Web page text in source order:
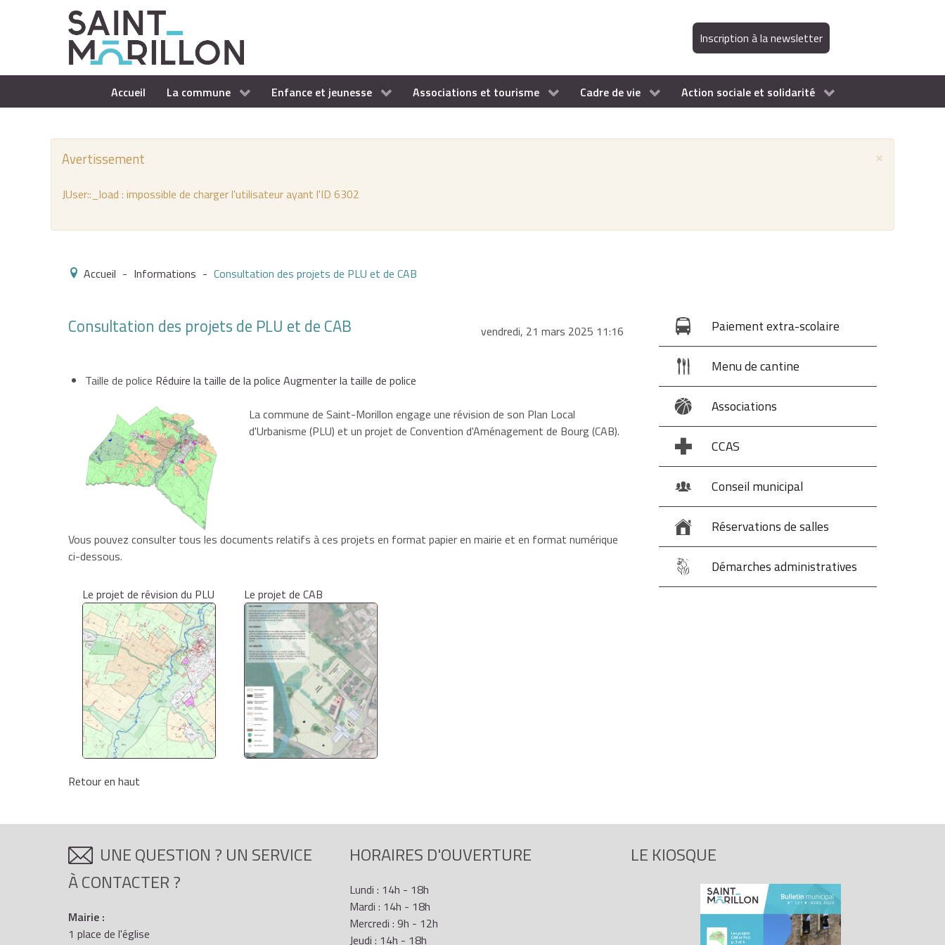
Inscription à la newsletter
Accueil La commune Enfance et jeunesse Associations et tourisme Cadre de vie Action sociale et solidarité
×
Avertissement
JUser::_load : impossible de charger l'utilisateur ayant l'ID 6302
Accueil - Informations - Consultation des projets de PLU et de CAB
vendredi, 21 mars 2025 11:16
Consultation des projets de PLU et de CAB
Taille de police Réduire la taille de la police Augmenter la taille de police
La commune de Saint-Morillon engage une révision de son Plan Local
d'Urbanisme (PLU) et un projet de Convention d'Aménagement de Bourg (CAB).
Vous pouvez consulter tous les documents relatifs à ces projets en format papier en mairie et en format numérique
ci-dessous.
Le projet de révision du PLU Le projet de CAB
Retour en haut
Paiement extra-scolaire
Menu de cantine
Associations
CCAS
Conseil municipal
Réservations de salles
Démarches administratives
UNE QUESTION ? UN SERVICE
À CONTACTER ?
Mairie :
1 place de l'église
HORAIRES D'OUVERTURE
Lundi : 14h - 18h
Mardi : 14h - 18h
Mercredi : 9h - 12h
Jeudi : 14h - 18h
LE KIOSQUE